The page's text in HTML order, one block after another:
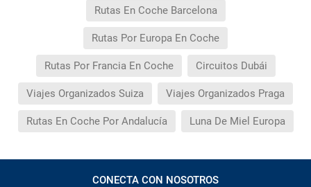
Rutas En Coche Barcelona
Rutas Por Europa En Coche
Rutas Por Francia En Coche Circuitos Dubái
Viajes Organizados Suiza Viajes Organizados Praga
Rutas En Coche Por Andalucía Luna De Miel Europa
CONECTA CON NOSOTROS